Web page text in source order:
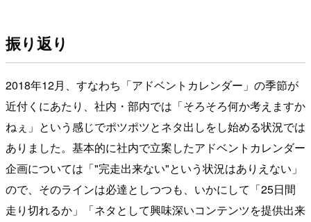
振り返り
2018年12月、すなわち「アドベントカレンダー」の季節が
近付くにあたり、社内・部内では「そろそろ何か考えますか
ねぇ」という感じでポツポツとネタ出しをし始める状況では
ありました。基本的に社内で立案したアドベントカレンダー
企画については「"完走出来ない"という状況はありえない」
ので、そのラインは必達としつつも、いかにして「25日間
走り切れるか」「ネタとして興味深いコンテンツを提供出来